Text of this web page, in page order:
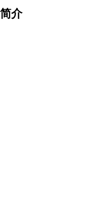
简介